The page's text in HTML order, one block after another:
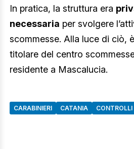
In pratica, la struttura era
necessaria per svolgere
scommesse. Alla luce di ciò,
titolare del centro
residente a Mascalucia.
CARABINIERI CATANIA CONTROLLI